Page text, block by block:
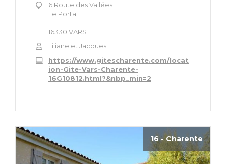
6 Route des Vallées
Le Portal
16330 VARS
Liliane et Jacques
https://www.gitescharente.com/locat
ion-Gite-Vars-Charente-
16G10812.html?&nbp_min=2
16 - Charente